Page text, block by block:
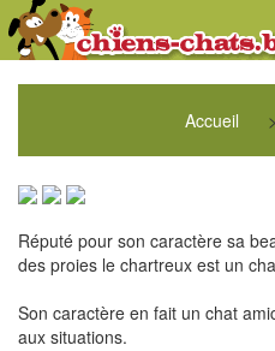
Accueil >
Réputé pour son caractère sa
des proies le chartreux est un
Son caractère en fait un chat
aux situations.